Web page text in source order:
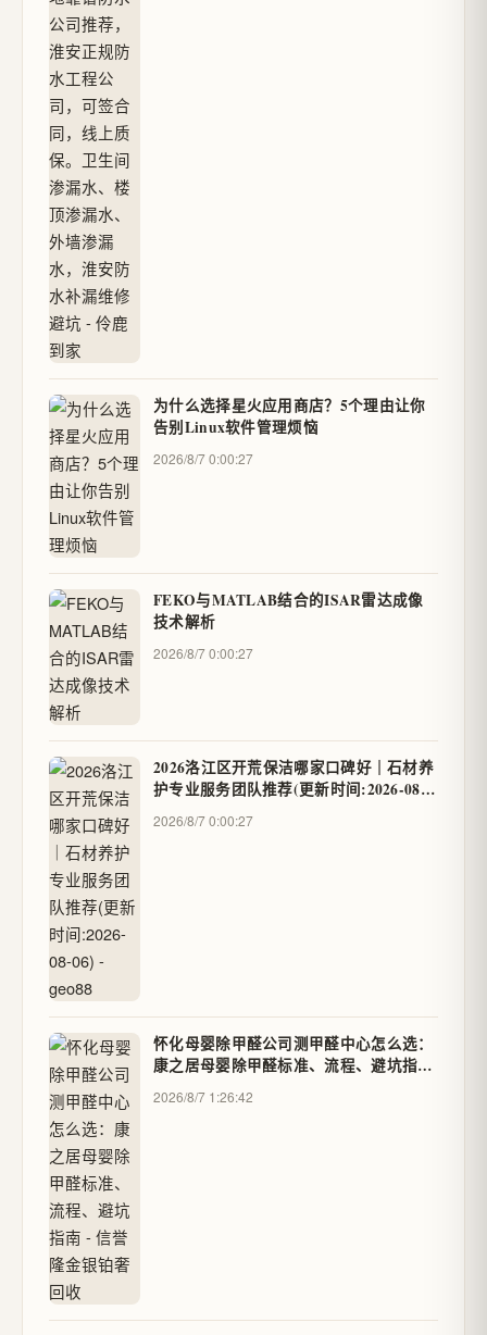
为什么选择星火应用商店？5个理由让你
告别Linux软件管理烦恼
2026/8/7 0:00:27
FEKO与MATLAB结合的ISAR雷达成像
技术解析
2026/8/7 0:00:27
2026洛江区开荒保洁哪家口碑好｜石材养
护专业服务团队推荐(更新时间:2026-08-
06) - geo88
2026/8/7 0:00:27
怀化母婴除甲醛公司测甲醛中心怎么选：
康之居母婴除甲醛标准、流程、避坑指南
- 信誉隆金银铂奢回收
2026/8/7 1:26:42